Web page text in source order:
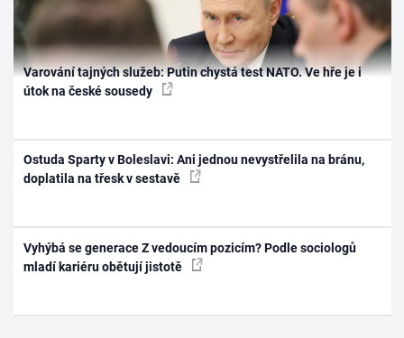
Varování tajných služeb: Putin chystá test NATO. Ve hře je i
útok na české sousedy
Ostuda Sparty v Boleslavi: Ani jednou nevystřelila na bránu,
doplatila na třesk v sestavě
Vyhýbá se generace Z vedoucím pozicím? Podle sociologů
mladí kariéru obětují jistotě